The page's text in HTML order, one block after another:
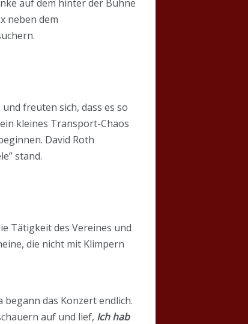
auf dem hinter der Bühne
neben dem
freuten sich, dass es so
kleines Transport-Chaos
David Roth
stand.
Tätigkeit des Vereines und
die nicht mit Klimpern
das Konzert endlich.
auf und lief, Ich hab